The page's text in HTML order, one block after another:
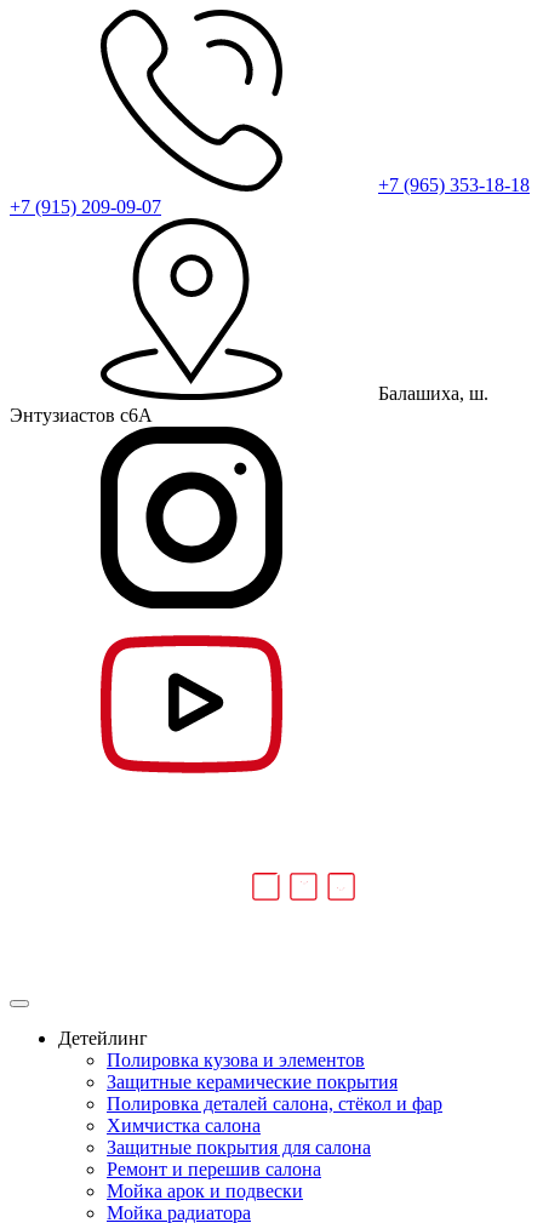
+7 (965) 353-18-18
+7 (915) 209-09-07
Балашиха, ш.
Энтузиастов с6А
Детейлинг
Полировка кузова и элементов
Защитные керамические покрытия
Полировка деталей салона, стёкол и фар
Химчистка салона
Защитные покрытия для салона
Ремонт и перешив салона
Мойка арок и подвески
Мойка радиатора